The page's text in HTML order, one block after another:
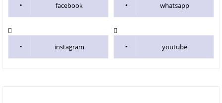
facebook whatsapp
instagram youtube